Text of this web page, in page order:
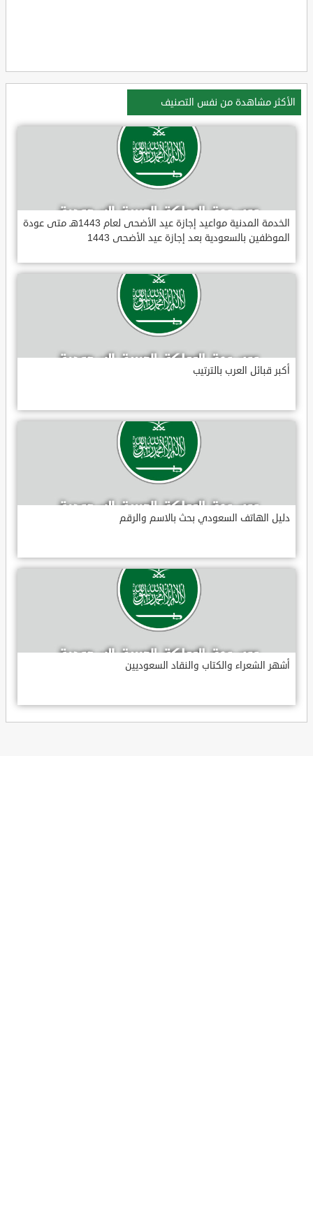
الأكثر مشاهدة من نفس التصنيف
الخدمة المدنية مواعيد إجازة عيد الأضحى لعام 1443هـ متى عودة
الموظفين بالسعودية بعد إجازة عيد الأضحى 1443
أكبر قبائل العرب بالترتيب
دليل الهاتف السعودي بحث بالاسم والرقم
أشهر الشعراء والكتاب والنقاد السعوديين